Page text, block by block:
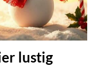
lustig